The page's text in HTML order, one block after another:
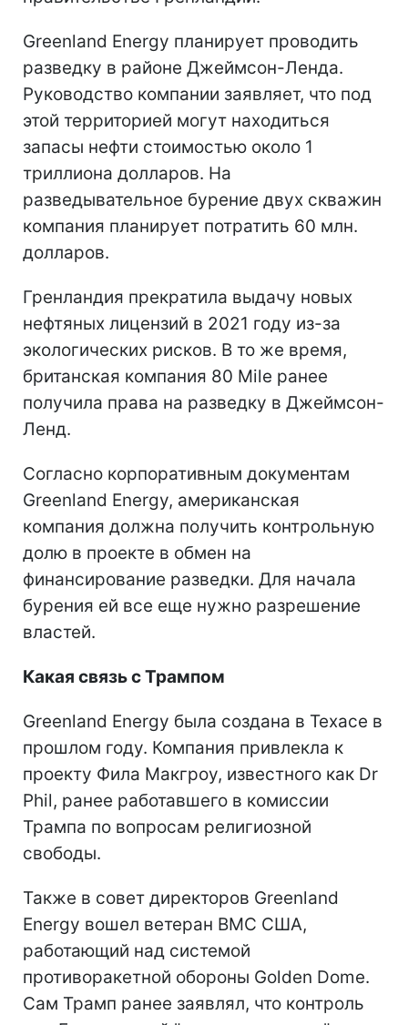
Greenland Energy планирует проводить
разведку в районе Джеймсон-Ленда.
Руководство компании заявляет, что под
этой территорией могут находиться
запасы нефти стоимостью около 1
триллиона долларов. На
разведывательное бурение двух скважин
компания планирует потратить 60 млн.
долларов.
Гренландия прекратила выдачу новых
нефтяных лицензий в 2021 году из-за
экологических рисков. В то же время,
британская компания 80 Mile ранее
получила права на разведку в Джеймсон-
Ленд.
Согласно корпоративным документам
Greenland Energy, американская
компания должна получить контрольную
долю в проекте в обмен на
финансирование разведки. Для начала
бурения ей все еще нужно разрешение
властей.
Какая связь с Трампом
Greenland Energy была создана в Техасе в
прошлом году. Компания привлекла к
проекту Фила Макгроу, известного как Dr
Phil, ранее работавшего в комиссии
Трампа по вопросам религиозной
свободы.
Также в совет директоров Greenland
Energy вошел ветеран ВМС США,
работающий над системой
противоракетной обороны Golden Dome.
Сам Трамп ранее заявлял, что контроль